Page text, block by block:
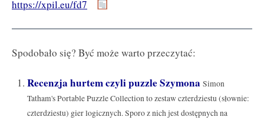
https://xpil.eu/fd7
Spodobało się? Być może warto przeczytać:
Recenzja hurtem czyli puzzle Szymona Simon
Tatham's Portable Puzzle Collection to zestaw czterdziestu (słownie:
czterdziestu) gier logicznych. Sporo z nich jest dostępnych na